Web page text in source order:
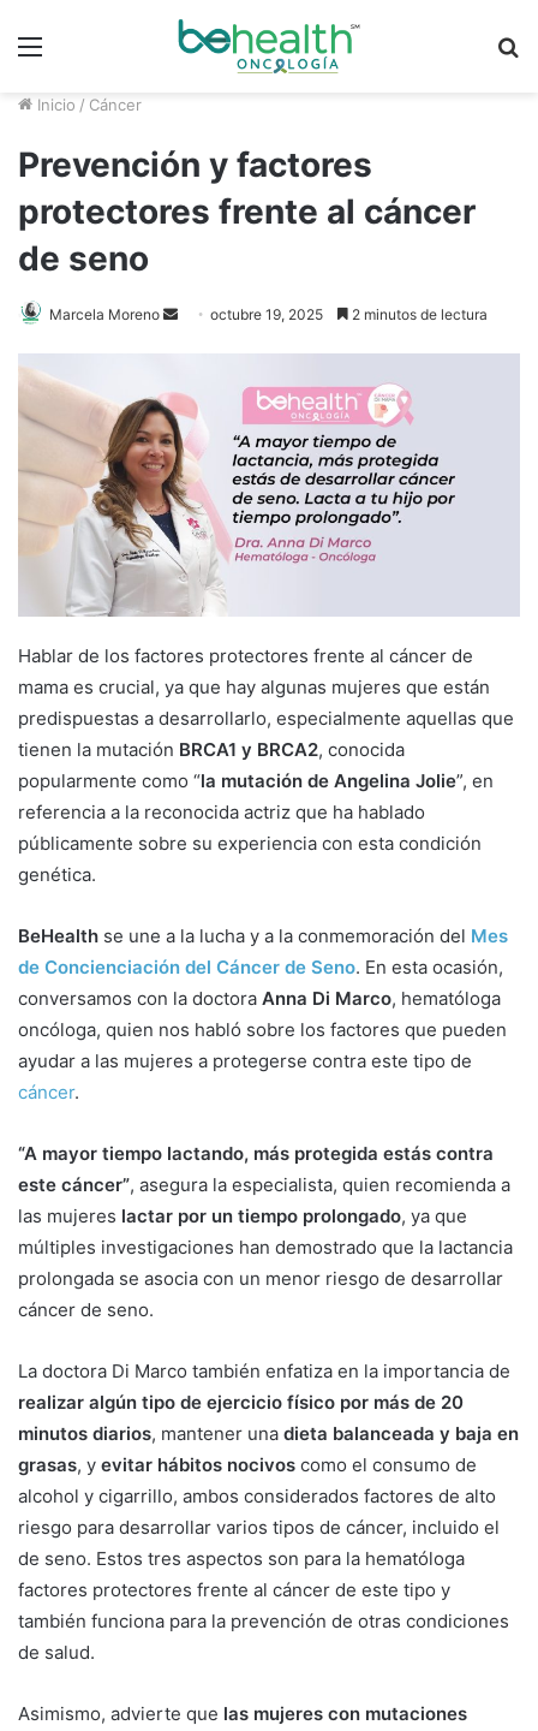
Inicio / Cáncer
Prevención y factores
protectores frente al cáncer
de seno
Marcela Moreno
d
a
n
e
m
a
i
octubre 19, 2025 2 minutos de lectura
Hablar de los factores protectores frente al cáncer de
mama es crucial, ya que hay algunas mujeres que están
predispuestas a desarrollarlo, especialmente aquellas que
tienen la mutación BRCA1 y BRCA2, conocida
popularmente como “la mutación de Angelina Jolie”, en
referencia a la reconocida actriz que ha hablado
públicamente sobre su experiencia con esta condición
genética.
BeHealth se une a la lucha y a la conmemoración del Mes
de Concienciación del Cáncer de Seno. En esta ocasión,
conversamos con la doctora Anna Di Marco, hematóloga
oncóloga, quien nos habló sobre los factores que pueden
ayudar a las mujeres a protegerse contra este tipo de
cáncer.
“A mayor tiempo lactando, más protegida estás contra
este cáncer”, asegura la especialista, quien recomienda a
las mujeres lactar por un tiempo prolongado, ya que
múltiples investigaciones han demostrado que la lactancia
prolongada se asocia con un menor riesgo de desarrollar
cáncer de seno.
La doctora Di Marco también enfatiza en la importancia de
realizar algún tipo de ejercicio físico por más de 20
minutos diarios, mantener una dieta balanceada y baja en
grasas, y evitar hábitos nocivos como el consumo de
alcohol y cigarrillo, ambos considerados factores de alto
riesgo para desarrollar varios tipos de cáncer, incluido el
de seno. Estos tres aspectos son para la hematóloga
factores protectores frente al cáncer de este tipo y
también funciona para la prevención de otras condiciones
de salud.
Asimismo, advierte que las mujeres con mutaciones